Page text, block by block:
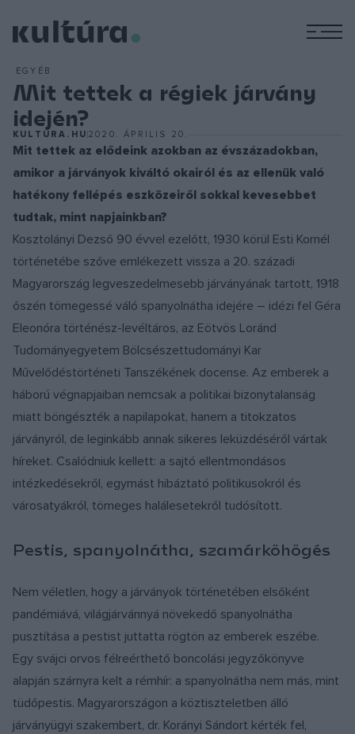
EGYÉB
Mit tettek a régiek járvány
idején?
KULTURA.HU 2020. ÁPRILIS 20.
Mit tettek az elődeink azokban az évszázadokban,
amikor a járványok kiváltó okairól és az ellenük való
hatékony fellépés eszközeiről sokkal kevesebbet
tudtak, mint napjainkban?
Kosztolányi Dezső 90 évvel ezelőtt, 1930 körül Esti Kornél
történetébe szőve emlékezett vissza a 20. századi
Magyarország legveszedelmesebb járványának tartott, 1918
őszén tömegessé váló spanyolnátha idejére – idézi fel Géra
Eleonóra történész-levéltáros, az Eötvös Loránd
Tudományegyetem Bölcsészettudományi Kar
Művelődéstörténeti Tanszékének docense. Az emberek a
háború végnapjaiban nemcsak a politikai bizonytalanság
miatt böngészték a napilapokat, hanem a titokzatos
járványról, de leginkább annak sikeres leküzdéséről vártak
híreket. Csalódniuk kellett: a sajtó ellentmondásos
intézkedésekről, egymást hibáztató politikusokról és
városatyákról, tömeges halálesetekről tudósított.
Pestis, spanyolnátha, szamárköhögés
Nem véletlen, hogy a járványok történetében elsőként
pandémiává, világjárvánnyá növekedő spanyolnátha
pusztítása a pestist juttatta rögtön az emberek eszébe.
Egy svájci orvos félreérthető boncolási jegyzőkönyve
alapján szárnyra kelt a rémhír: a spanyolnátha nem más, mint
tüdőpestis. Magyarországon a köztiszteletben álló
járványügyi szakembert, dr. Korányi Sándort kérték fel,